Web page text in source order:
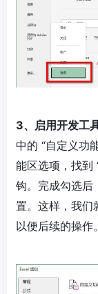
3、启用开发工
中的 “自定义功
能区选项，找到
钩。完成勾选后
置。这样，我们
以便后续的操作。